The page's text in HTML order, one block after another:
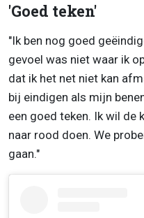
'Goed teken'
"Ik ben nog goed
gevoel was niet waar ik
dat ik het net niet kan
bij eindigen als mijn
een goed teken. Ik wil de
naar rood doen. We
gaan."